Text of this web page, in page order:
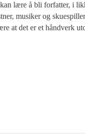
lære å bli forfatter, i
musiker og
at det er et håndverk